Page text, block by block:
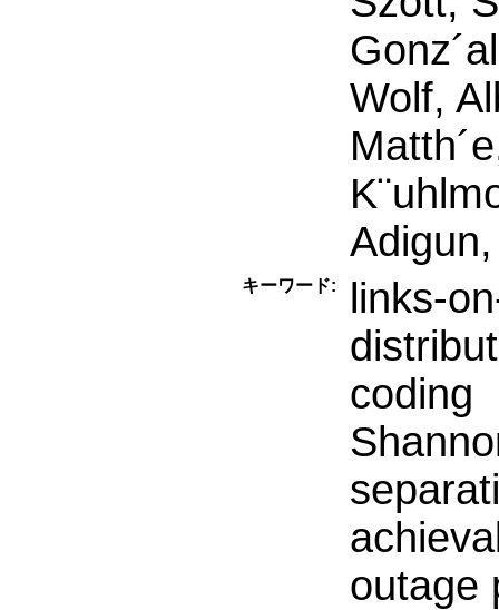
Wolf,
キーワード:
links-
coding
outage